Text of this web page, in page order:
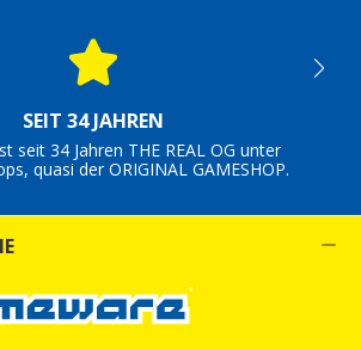
SEIT 34 JAHREN
seit 34 Jahren THE REAL OG unter
quasi der ORIGINAL GAMESHOP.